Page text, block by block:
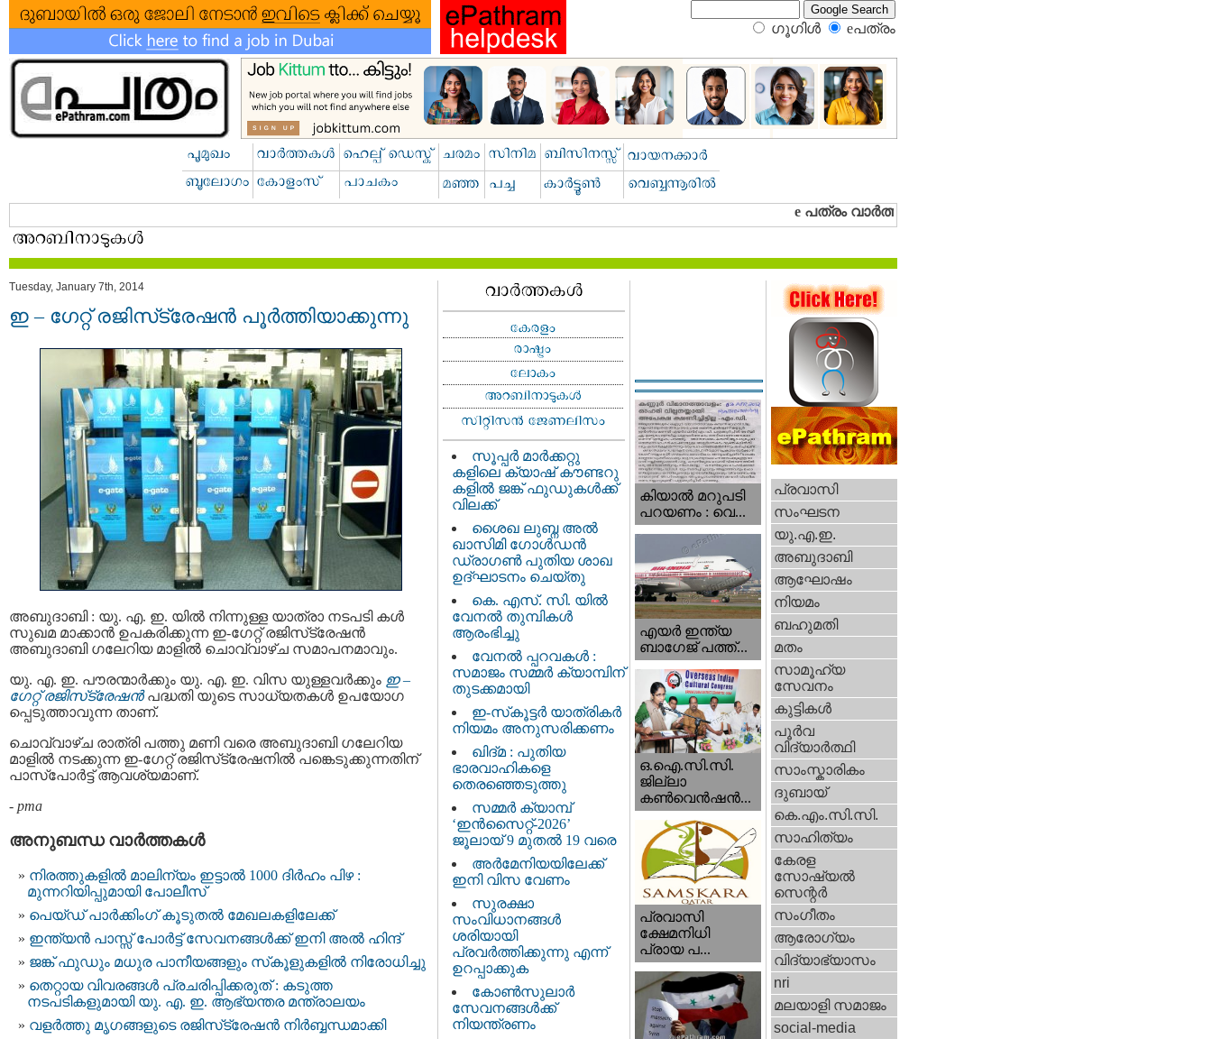
ഗൂഗിള്‍ eപത്രം‍
Tuesday, January 7th, 2014
ഇ – ഗേറ്റ് രജിസ്‌ട്രേഷന്‍ പൂര്‍ത്തിയാക്കുന്നു
അബുദാബി : യു. എ. ഇ. യില്‍ നിന്നുള്ള യാത്രാ നടപടി കള്‍
സുഖമ മാക്കാന്‍ ഉപകരിക്കുന്ന ഇ-ഗേറ്റ് രജിസ്‌ട്രേഷന്‍
അബുദാബി ഗലേറിയ മാളില്‍ ചൊവ്വാഴ്ച സമാപനമാവും.
യു. എ. ഇ. പൗരന്മാര്‍ക്കും യു. എ. ഇ. വിസ യുള്ളവര്‍ക്കും ഇ –
ഗേറ്റ് രജിസ്‌ട്രേഷന്‍പദ്ധതി യുടെ സാധ്യതകള്‍ ഉപയോഗ
പ്പെടുത്താവുന്ന താണ്.
ചൊവ്വാഴ്ച രാത്രി പത്തു മണി വരെ അബുദാബി ഗലേറിയ
മാളില്‍ നടക്കുന്ന ഇ-ഗേറ്റ് രജിസ്‌ട്രേഷനില്‍ പങ്കെടുക്കുന്നതിന്
പാസ്‌പോര്‍ട്ട് ആവശ്യമാണ്.
- pma
അനുബന്ധ വാര്‍ത്തകള്‍
നിരത്തുകളിൽ മാലിന്യം ഇട്ടാൽ 1000 ദിർഹം പിഴ :
മുന്നറിയിപ്പുമായി പോലീസ്
പെയ്ഡ് പാർക്കിംഗ് കൂടുതൽ മേഖലകളിലേക്ക്
ഇന്ത്യന്‍ പാസ്സ്‌ പോർട്ട് സേവനങ്ങള്‍ക്ക് ഇനി അല്‍ ഹിന്ദ്
ജങ്ക് ഫുഡും മധുര പാനീയങ്ങളും സ്‌കൂളുകളിൽ നിരോധിച്ചു
തെറ്റായ വിവരങ്ങൾ പ്രചരിപ്പിക്കരുത് : കടുത്ത
നടപടികളുമായി യു. എ. ഇ. ആഭ്യന്തര മന്ത്രാലയം
വളർത്തു മൃഗങ്ങളുടെ രജിസ്​ട്രേഷൻ നിർബ്ബന്ധമാക്കി
സൂപ്പർ മാർക്കറ്റു
കളിലെ ക്യാഷ് കൗണ്ടറു
കളിൽ ജങ്ക് ഫുഡുകൾക്ക്
വിലക്ക്
ശൈഖ ലുബ്ന അൽ
ഖാസിമി ഗോൾഡൻ
ഡ്രാഗൺ പുതിയ ശാഖ
ഉദ്ഘാടനം ചെയ്തു
കെ. എസ്. സി. യിൽ
വേനൽ തുമ്പികൾ
ആരംഭിച്ചു
വേനൽ പ്പറവകൾ :
സമാജം സമ്മർ ക്യാമ്പിന്
തുടക്കമായി
ഇ-സ്‌കൂട്ടർ യാത്രികർ
നിയമം അനുസരിക്കണം
ഖിദ്മ : പുതിയ
ഭാരവാഹികളെ
തെരഞ്ഞെടുത്തു
സമ്മർ ക്യാമ്പ്
‘ഇൻസൈറ്റ്-2026’
ജൂലായ് 9 മുതൽ 19 വരെ
അർമേനിയയിലേക്ക്
ഇനി വിസ വേണം
സുരക്ഷാ
സംവിധാനങ്ങൾ
ശരിയായി
പ്രവർത്തിക്കുന്നു എന്ന്
ഉറപ്പാക്കുക
കോൺസുലാർ
സേവനങ്ങൾക്ക്
നിയന്ത്രണം
കിയാല്‍ മറുപടി
പറയണം : വെ...
എയര്‍ ഇന്ത്യ
ബാഗേജ് പത്ത്...
ഒ.ഐ.സി.സി.
ജില്ലാ
കൺവെൻഷൻ...
പ്രവാസി
ക്ഷേമനിധി
പ്രായ പ...
പ്രവാസി
സംഘടന
യു.എ.ഇ.
അബുദാബി
ആഘോഷം
നിയമം
ബഹുമതി
മതം
സാമൂഹ്യ
സേവനം
കുട്ടികള്‍
പൂര്‍വ
വിദ്യാര്‍ത്ഥി
സാംസ്കാരികം
ദുബായ്‌
കെ.എം.സി.സി.
സാഹിത്യം
കേരള
സോഷ്യല്‍
സെന്റര്‍
സംഗീതം
ആരോഗ്യം
വിദ്യാഭ്യാസം
nri
മലയാളി സമാജം
social-media